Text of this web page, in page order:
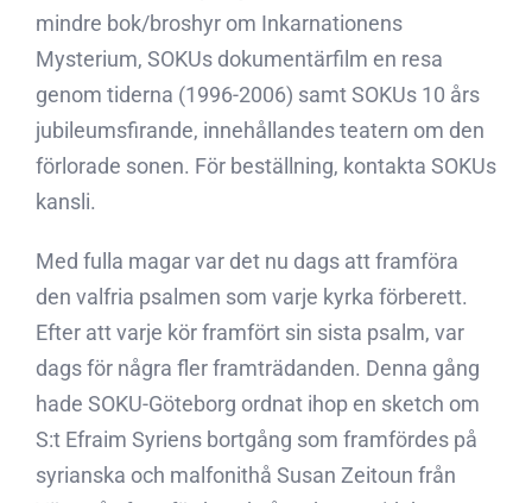
mindre bok/broshyr om Inkarnationens
Mysterium, SOKUs dokumentärfilm en resa
genom tiderna (1996-2006) samt SOKUs 10 års
jubileumsfirande, innehållandes teatern om den
förlorade sonen. För beställning, kontakta SOKUs
kansli.
Med fulla magar var det nu dags att framföra
den valfria psalmen som varje kyrka förberett.
Efter att varje kör framfört sin sista psalm, var
dags för några fler framträdanden. Denna gång
hade SOKU-Göteborg ordnat ihop en sketch om
S:t Efraim Syriens bortgång som framfördes på
syrianska och malfonithå Susan Zeitoun från